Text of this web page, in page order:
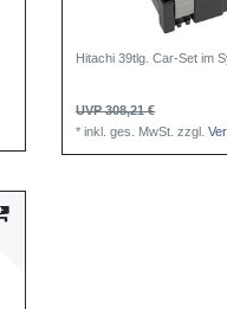
Hitachi 39tlg. Car-Set im
UVP 308,21 €
*inkl. ges. MwSt. zzgl.